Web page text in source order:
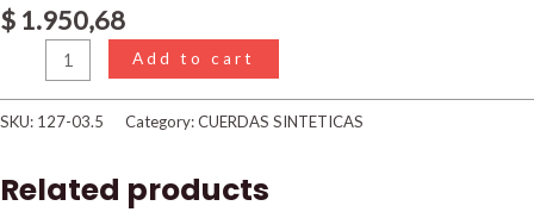
$ 1.950,68
Add to cart
SKU: 127-03.5 Category:CUERDAS SINTETICAS
Related products